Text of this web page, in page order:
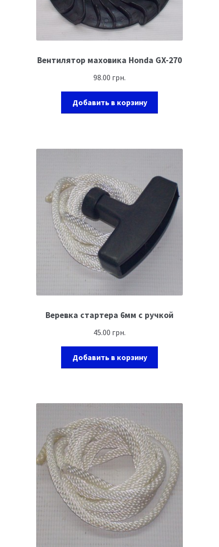
Вентилятор маховика Honda GX-270
98.00 грн.
Добавить в корзину
Веревка стартера 6мм с ручкой
45.00 грн.
Добавить в корзину